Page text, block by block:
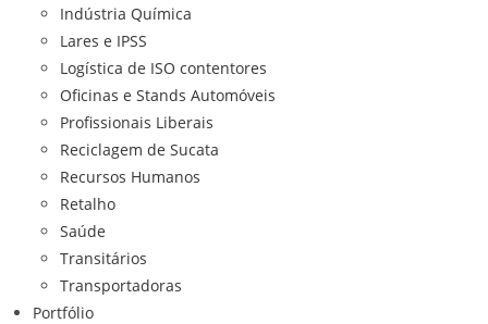
Indústria Química
Lares e IPSS
Logística de ISO contentores
Oficinas e Stands Automóveis
Profissionais Liberais
Reciclagem de Sucata
Recursos Humanos
Retalho
Saúde
Transitários
Transportadoras
Portfólio